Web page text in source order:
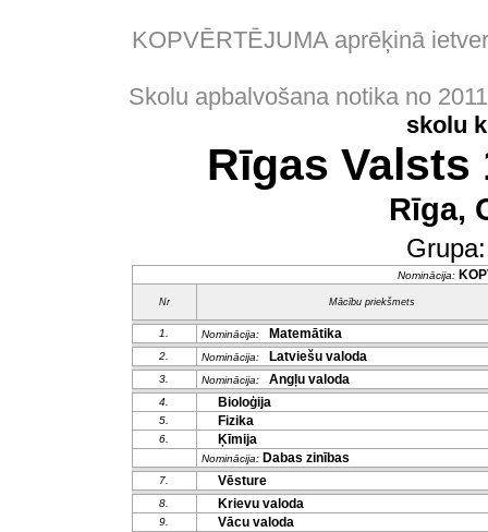
KOPVĒRTĒJUMA aprēķinā
Skolu apbalvošana notika no
skolu
Rīgas Valsts
Rīga,
Nominācija:
Nr Mācību priekšmets
1. Nominācija: Matemātika
2. Nominācija: Latviešu valoda
3. Nominācija: Angļu valoda
4. Bioloģija
5. Fizika
6. Ķīmija
Nominācija: Dabas zinības
7. Vēsture
8. Krievu valoda
9. Vācu valoda